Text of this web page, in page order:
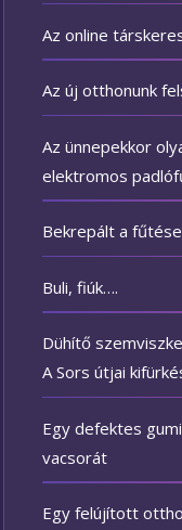
Az online
Az új otthonunk
Az ünnepekkor
elektromos
Bekrepált a
Buli, fiúk….
Dühítő
A Sors útjai
Egy defektes
vacsorát
Egy felújított